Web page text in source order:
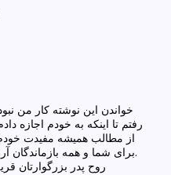
خواندن این نوشته کار من
رفتم تا اینکه به خودم اجازه
از مطالب همیشه مفیدت
برای شما و همه بازماندگان آرزوی صبر و آرامش دارم.
روح پدر بزرگوارتان